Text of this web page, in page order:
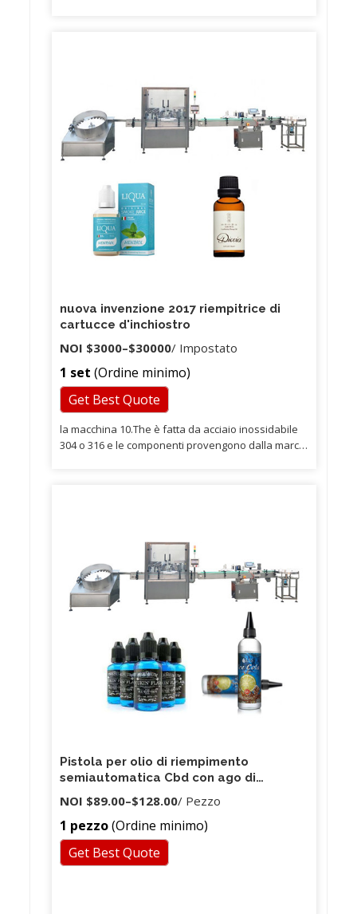
nuova invenzione 2017 riempitrice di
cartucce d'inchiostro
NOI $3000–$30000/ Impostato
1 set (Ordine minimo)
Get Best Quote
la macchina 10.The è fatta da acciaio inossidabile
304 o 316 e le componenti provengono dalla marca
riempimento mediante soffiaggio.
Pistola per olio di riempimento
semiautomatica Cbd con ago di
riempimento smussato Coperchio
manico in silicone per canna termica 0,5
ml 1,0 ml G9 Riempitrice per carrelli
NOI $89.00–$128.00/ Pezzo
1 pezzo(Ordine minimo)
Get Best Quote